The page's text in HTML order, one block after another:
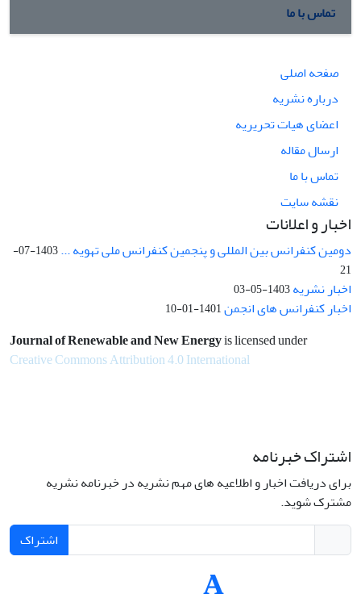
تماس با ما
صفحه اصلی
درباره نشریه
اعضای هیات تحریریه
ارسال مقاله
تماس با ما
نقشه سایت
اخبار و اعلانات
دومین کنفرانس بین المللی و پنجمین کنفرانس ملی تهویه ...
1403-07-
21
اخبار نشریه1403-05-03
اخبار کنفرانس های انجمن1401-01-10
Journal of Renewable and New Energyis licensed under
Creative Commons Attribution 4.0 International
اشتراک خبرنامه
برای دریافت اخبار و اطلاعیه های مهم نشریه در خبرنامه نشریه
مشترک شوید.
اشتراک